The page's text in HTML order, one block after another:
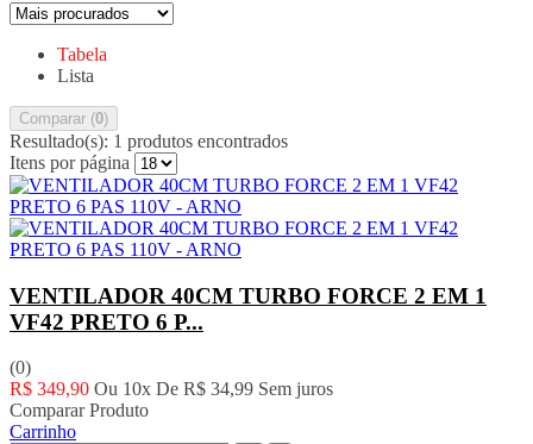
Tabela
Lista
Comparar (0)
Resultado(s): 1 produtos encontrados
Itens por página
VENTILADOR 40CM TURBO FORCE 2 EM 1
VF42 PRETO 6 P...
(0)
R$ 349,90 Ou 10x De R$ 34,99 Sem juros
Comparar Produto
Carrinho